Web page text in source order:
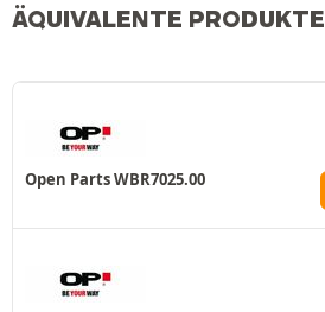
ÄQUIVALENTE PRODUKTE
Open Parts WBR7025.00